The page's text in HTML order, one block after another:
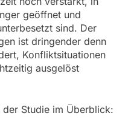
geöffnet und
sind. Der
ist dringender denn
Konfliktsituationen
ausgelöst
Studie im Überblick: